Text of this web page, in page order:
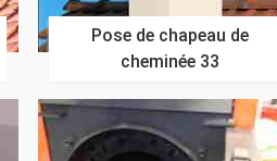
Pose de chapeau de
cheminée 33